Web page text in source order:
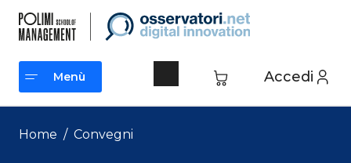
contenuto
Accedi
Menù
Menù
Home / Convegni